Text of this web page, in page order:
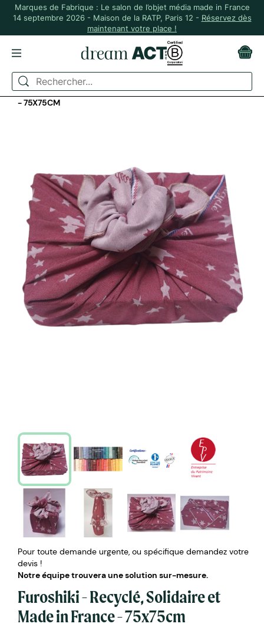
Marques de Fabrique : Le salon de l’objet média made in France
14 septembre 2026 - Maison de la RATP, Paris 12 - Réservez dès
maintenant votre place !
ACCUEIL
MADE IN FRANCE
FUROSHIKI - RECYCLÉ, SOLIDAIRE ET MADE IN FRANCE
- 75X75CM
Pour toute demande urgente, ou spécifique demandez votre
devis !
Notre équipe trouvera une solution sur-mesure.
Furoshiki - Recyclé, Solidaire et
Made in France - 75x75cm